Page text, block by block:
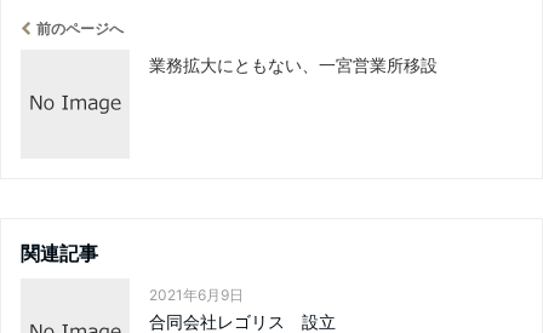
前のページへ
業務拡大にともない、一宮営業所移設
関連記事
2021年6月9日
合同会社レゴリス 設立